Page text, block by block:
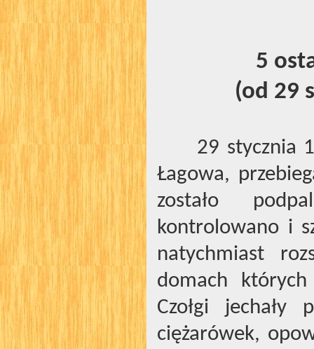
5
(od 29
29 stycznia
Łagowa,
zostało
kontrolowano i
natychmiast
domach
Czołgi jechały
ciężarówek,